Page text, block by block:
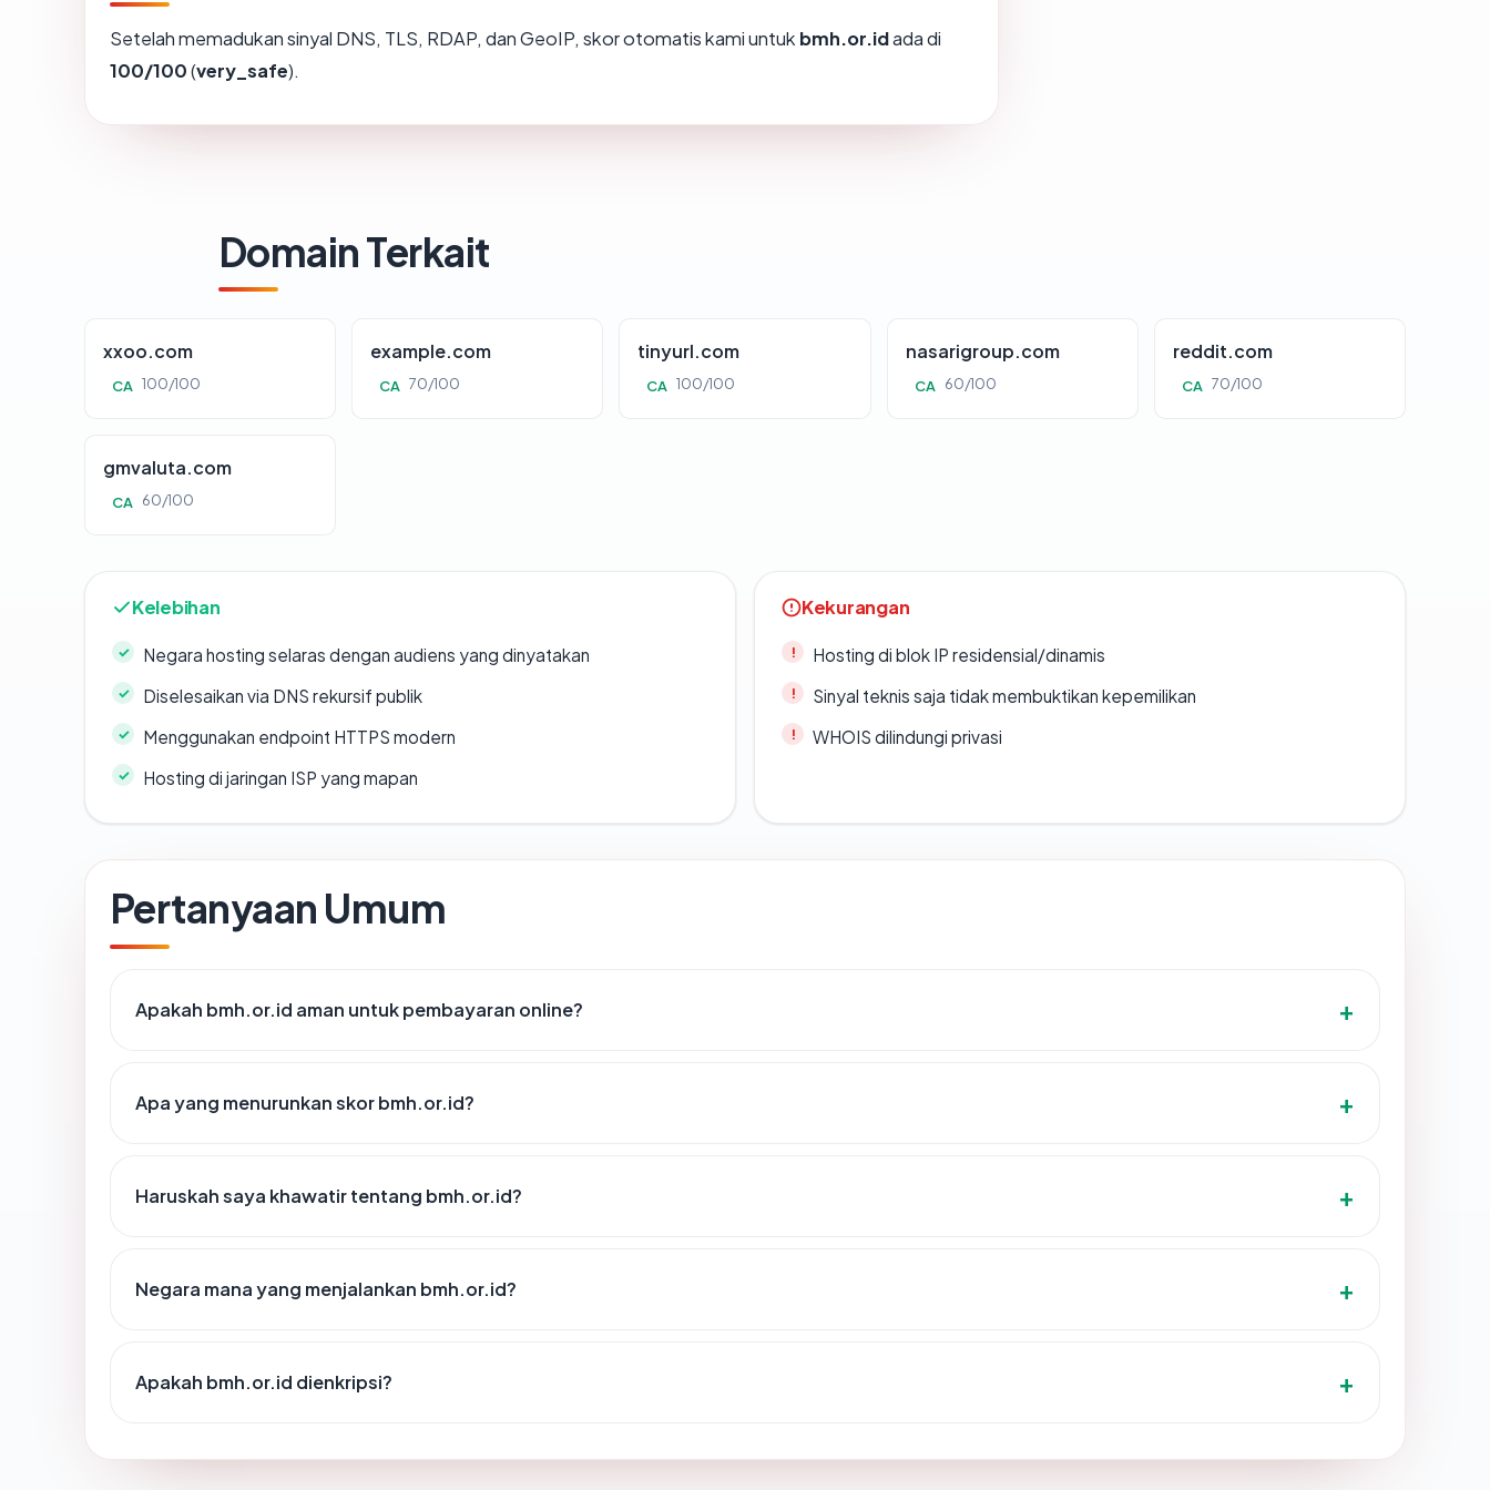
Setelah memadukan sinyal DNS, TLS, RDAP, dan GeoIP, skor otomatis kami untuk bmh.or.idada di
100/100(very_safe).
Domain Terkait
xxoo.com
CA 100/100
example.com
CA 70/100
tinyurl.com
CA 100/100
nasarigroup.com
CA 60/100
reddit.com
CA 70/100
gmvaluta.com
CA 60/100
Kelebihan
Negara hosting selaras dengan audiens yang dinyatakan
Diselesaikan via DNS rekursif publik
Menggunakan endpoint HTTPS modern
Hosting di jaringan ISP yang mapan
Kekurangan
Hosting di blok IP residensial/dinamis
Sinyal teknis saja tidak membuktikan kepemilikan
WHOIS dilindungi privasi
Pertanyaan Umum
Apakah bmh.or.id aman untuk pembayaran online?
Apa yang menurunkan skor bmh.or.id?
Haruskah saya khawatir tentang bmh.or.id?
Negara mana yang menjalankan bmh.or.id?
Apakah bmh.or.id dienkripsi?